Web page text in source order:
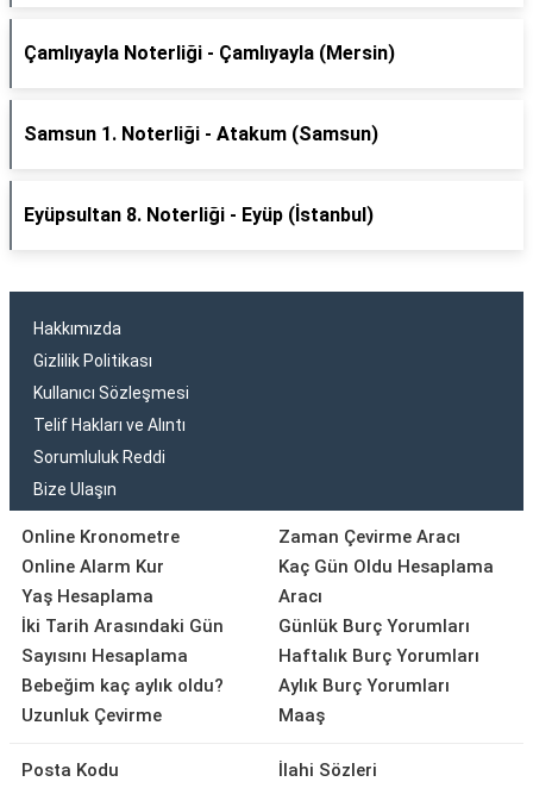
Çamlıyayla Noterliği - Çamlıyayla (Mersin)
Samsun 1. Noterliği - Atakum (Samsun)
Eyüpsultan 8. Noterliği - Eyüp (İstanbul)
Hakkımızda
Gizlilik Politikası
Kullanıcı Sözleşmesi
Telif Hakları ve Alıntı
Sorumluluk Reddi
Bize Ulaşın
Online Kronometre
Online Alarm Kur
Yaş Hesaplama
İki Tarih Arasındaki Gün
Sayısını Hesaplama
Bebeğim kaç aylık oldu?
Uzunluk Çevirme
Zaman Çevirme Aracı
Kaç Gün Oldu Hesaplama
Aracı
Günlük Burç Yorumları
Haftalık Burç Yorumları
Aylık Burç Yorumları
Maaş
Posta Kodu
İlahi Sözleri